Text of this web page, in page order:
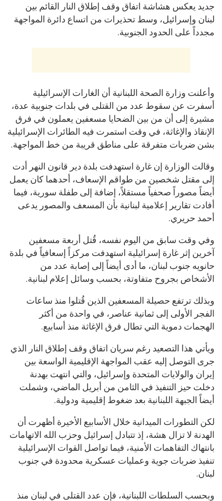
جديد يعكس هشاشة اتفاق وقف إطلاق النار القائم بين
لبنان وإسرائيل، وسط تحذيرات من اتساع دائرة المواجهة
مجدداً على الحدود الجنوبية.
وأعلنت وزارة الصحة اللبنانية أن الغارات الإسرائيلية
أسفرت عن سقوط عدد من القتلى في بلدات جنوبية عدة،
مشيرة إلى أن من بين الضحايا مسعفين يعملون في فرق
الإنقاذ والإغاثة، في وقت استمرت فيه الطائرات الإسرائيلية
بشن ضربات متفرقة على مناطق قريبة من خط المواجهة.
وقالت الوزارة إن غارة استهدفت بلدة دير قانون النهر أدت
إلى مقتل شخصين من طواقم الإسعاف، أحدهما كان يعمل
أيضاً مصوراً صحفياً مستقلاً، إضافة إلى طفلة سورية، فيما
أفادت تقارير إعلامية لبنانية بأن المسعف والمصور يدعى
أحمد حريري.
وفي وقت سابق من اليوم نفسه، قُتل أربعة مسعفين
آخرين إثر غارة إسرائيلية استهدفت مركزاً إسعافياً في بلدة
حانويه جنوب لبنان، ما أدى أيضاً إلى إصابة عدد من
الأشخاص بجروح متفاوتة، بحسب وسائل إعلام لبنانية.
وبذلك ترتفع حصيلة المسعفين الذين قُتلوا منذ ساعات
الفجر الأولى إلى ثمانية عناصر، في واحدة من أكثر
الهجمات دموية التي تطال فرق الإغاثة منذ أسابيع.
ويأتي هذا التصعيد رغم سريان اتفاق وقف إطلاق النار الذي
جرى التوصل إليه عقب المواجهة الإقليمية الواسعة بين
إيران والولايات المتحدة وإسرائيل، والتي انتهت بهدنة
دخلت حيز التنفيذ في الثامن من أبريل الماضي، وشملت
أيضاً الجبهة اللبنانية بعد ضغوط إقليمية ودولية.
لكن التطورات الميدانية خلال الأسابيع الأخيرة أظهرت أن
الهدنة لا تزال هشة، إذ تتبادل إسرائيل وحزب الله الاتهامات
بانتهاك التفاهمات الأمنية، فيما تواصل القوات الإسرائيلية
تنفيذ ضربات جوية وعمليات عسكرية محدودة في جنوب
لبنان.
وبحسب السلطات اللبنانية، فإن عدد القتلى في لبنان منذ